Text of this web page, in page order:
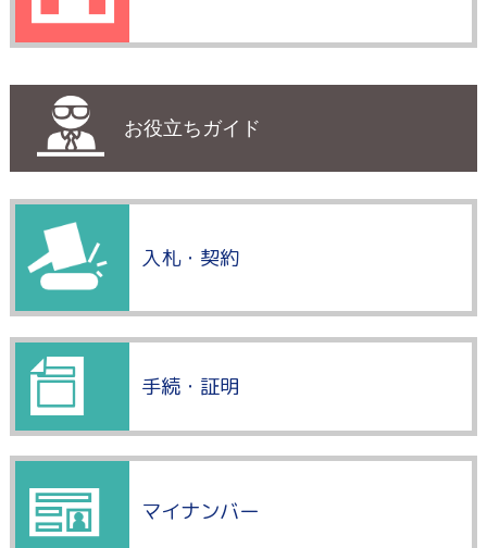
お役立ちガイド
入札・契約
手続・証明
マイナンバー